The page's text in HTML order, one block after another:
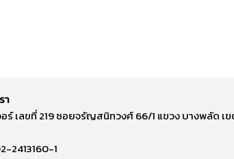
า
อร์ เลขที่ 219 ซอยจรัญสนิทวงศ์ 66/1 แขวง บางพลัด เ
2413160-1